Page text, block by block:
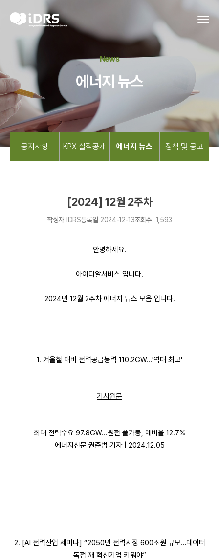
News
에너지 뉴스
공지사항 KPX 실적공개 에너지 뉴스 정책 및 공고
[2024] 12월 2주차
작성자 IDRS등록일 2024-12-13조회수 1,593
안녕하세요.
아이디알서비스 입니다.
2024년 12월 2주차 에너지 뉴스 모음 입니다.
1. 겨울철 대비 전력공급능력 110.2GW...'역대 최고'
기사원문
최대 전력수요 97.8GW...원전 풀가동, 예비율 12.7%
에너지신문 권준범 기자 | 2024.12.05
2. [AI 전력산업 세미나] “2050년 전력시장 600조원 규모…데이터
독점 깨 혁신기업 키워야”